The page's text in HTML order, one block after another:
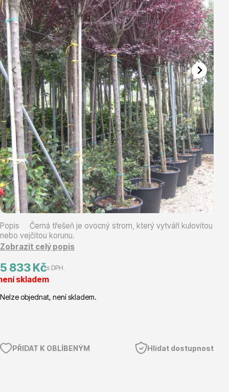
Vřesovištní rostliny
Vánoční stromky v květináčích a řezané
Magnólie
Semena, sadba
Popis Černá třešeň je ovocný strom, který vytváří kulovitou
nebo vejčitou korunu.
Zobrazit celý popis
5 833 Kčs DPH
skladem
Nelze objednat, není skladem.
PŘIDAT K OBLÍBENÝM Hlídat dostupnost